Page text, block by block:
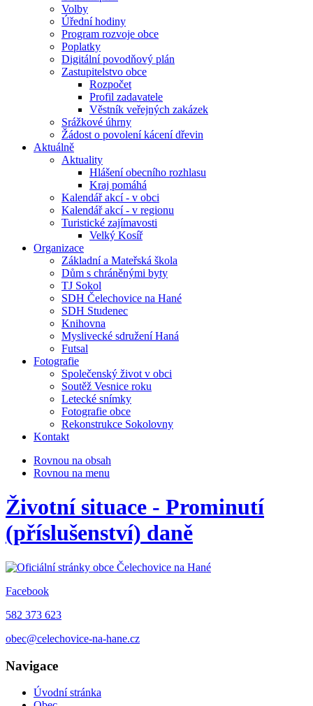
Volby
Úřední hodiny
Program rozvoje obce
Poplatky
Digitální povodňový plán
Zastupitelstvo obce
Rozpočet
Profil zadavatele
Věstník veřejných zakázek
Srážkové úhrny
Žádost o povolení kácení dřevin
Aktuálně
Aktuality
Hlášení obecního rozhlasu
Kraj pomáhá
Kalendář akcí - v obci
Kalendář akcí - v regionu
Turistické zajímavosti
Velký Kosíř
Organizace
Základní a Mateřská škola
Dům s chráněnými byty
TJ Sokol
SDH Čelechovice na Hané
SDH Studenec
Knihovna
Myslivecké sdružení Haná
Futsal
Fotografie
Společenský život v obci
Soutěž Vesnice roku
Letecké snímky
Fotografie obce
Rekonstrukce Sokolovny
Kontakt
Rovnou na obsah
Rovnou na menu
Životní situace - Prominutí
(příslušenství) daně
Facebook
582 373 623
obec@celechovice-na-hane.cz
Navigace
Úvodní stránka